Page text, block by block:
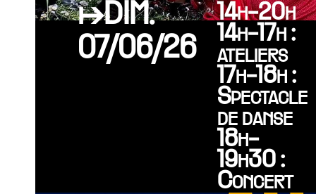
↦DIM.
07/06/26
14h-20h
14h-17h :
ateliers
17h-18h :
Spectacle
de danse
18h-
19h30 :
Concert